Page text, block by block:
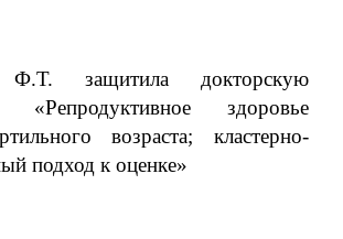
Ф.Т. защитила докторскую
«Репродуктивное здоровье
возраста; кластерно-
подход к оценке»